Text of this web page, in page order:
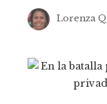
Lorenza